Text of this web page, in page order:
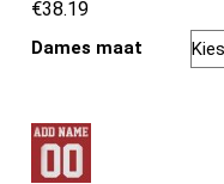
€38.19
Dames maat